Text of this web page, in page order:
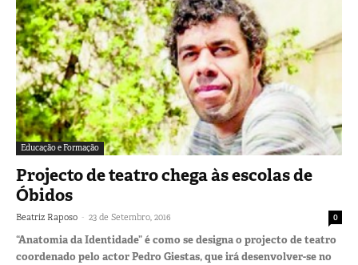
Educação e Formação
Projecto de teatro chega às escolas de
Óbidos
Beatriz Raposo - 23 de Setembro, 2016 0
“Anatomia da Identidade” é como se designa o projecto de teatro
coordenado pelo actor Pedro Giestas, que irá desenvolver-se no